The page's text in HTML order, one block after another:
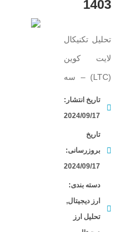
1403
تحلیل تکنیکال
لایت کوین
(LTC) – سه
شنبه 27
شهریور 1403
در این مقاله
کوتاه تحلیل
ارز دیجیتال،
به بررسی
روند قیمتی
ارز دیجیتال
تاریخ انتشار:
2024/09/17
تاریخ
بروزرسانی:
2024/09/17
دسته بندی:
ارز دیجیتال,
تحلیل ارز